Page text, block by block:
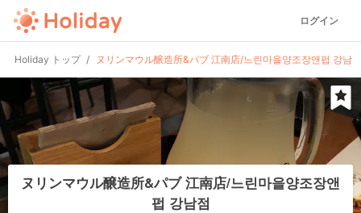
ログイン
Holiday トップ ヌリンマウル醸造所&パブ 江南店/느린마을양조장앤펍 강남점
ヌリンマウル醸造所&パブ 江南店/느린마을양조장앤
펍 강남점